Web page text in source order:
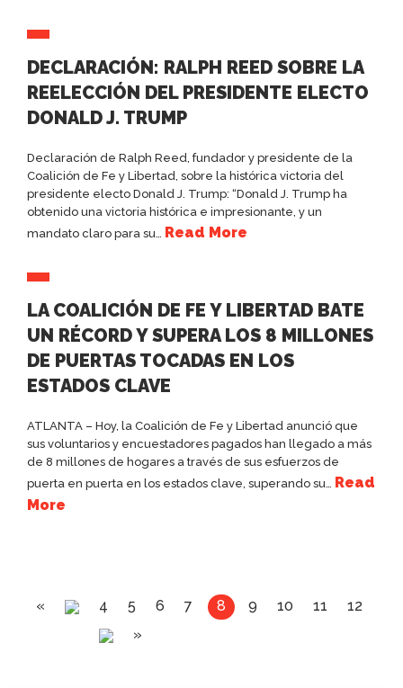
DECLARACIÓN: RALPH REED SOBRE LA
REELECCIÓN DEL PRESIDENTE ELECTO
DONALD J. TRUMP
Declaración de Ralph Reed, fundador y presidente de la
Coalición de Fe y Libertad, sobre la histórica victoria del
presidente electo Donald J. Trump: “Donald J. Trump ha
obtenido una victoria histórica e impresionante, y un
mandato claro para su… Read More
LA COALICIÓN DE FE Y LIBERTAD BATE
UN RÉCORD Y SUPERA LOS 8 MILLONES
DE PUERTAS TOCADAS EN LOS
ESTADOS CLAVE
ATLANTA – Hoy, la Coalición de Fe y Libertad anunció que
sus voluntarios y encuestadores pagados han llegado a más
de 8 millones de hogares a través de sus esfuerzos de
puerta en puerta en los estados clave, superando su… Read
More
« 4 5 6 7 8 9 10 11
12
»